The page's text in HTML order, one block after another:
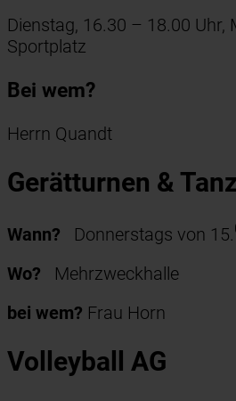
Dienstag, 16.30 – 18.00 Uhr,
Sportplatz
Bei wem?
Herrn Quandt
Gerätturnen &
Wann? Donnerstags von 15.
Wo? Mehrzweckhalle
bei wem? Frau Horn
Volleyball AG